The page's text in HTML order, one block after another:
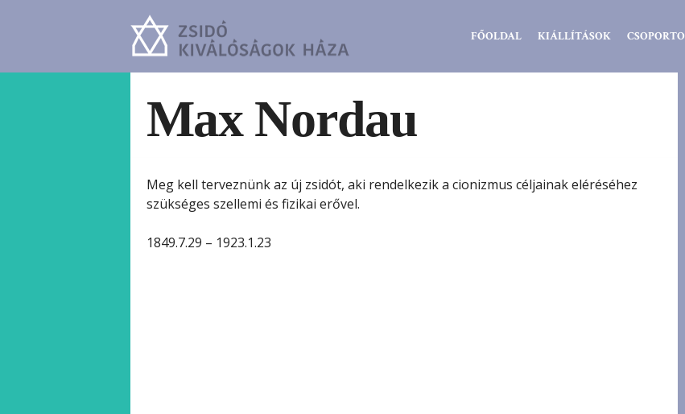
FŐOLDAL KIÁLLÍTÁSOK
Max Nordau
Meg kell terveznünk az új zsidót, aki rendelkezik a cionizmus céljainak eléréséhez
szükséges szellemi és fizikai erővel.
1849.7.29 – 1923.1.23